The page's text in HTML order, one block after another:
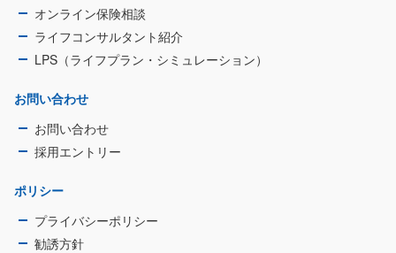
オンライン保険相談
ライフコンサルタント紹介
LPS（ライフプラン・シミュレーション）
お問い合わせ
お問い合わせ
採用エントリー
ポリシー
プライバシーポリシー
勧誘方針